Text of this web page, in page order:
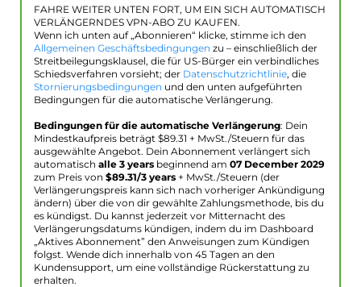
FAHRE WEITER UNTEN FORT, UM EIN SICH AUTOMATISCH
VERLÄNGERNDES VPN-ABO ZU KAUFEN.
Wenn ich unten auf „Abonnieren“ klicke, stimme ich den
Allgemeinen Geschäftsbedingungen zu – einschließlich der
Streitbeilegungsklausel, die für US-Bürger ein verbindliches
Schiedsverfahren vorsieht; der Datenschutzrichtlinie, die
Stornierungsbedingungen und den unten aufgeführten
Bedingungen für die automatische Verlängerung.
Bedingungen für die automatische Verlängerung: Dein
Mindestkaufpreis beträgt $89.31 + MwSt./Steuern für das
ausgewählte Angebot. Dein Abonnement verlängert sich
automatisch alle 3 years beginnend am 07 December 2029
zum Preis von $89.31/3 years + MwSt./Steuern (der
Verlängerungspreis kann sich nach vorheriger Ankündigung
ändern) über die von dir gewählte Zahlungsmethode, bis du
es kündigst. Du kannst jederzeit vor Mitternacht des
Verlängerungsdatums kündigen, indem du im Dashboard
„Aktives Abonnement” den Anweisungen zum Kündigen
folgst. Wende dich innerhalb von 45 Tagen an den
Kundensupport, um eine vollständige Rückerstattung zu
erhalten.